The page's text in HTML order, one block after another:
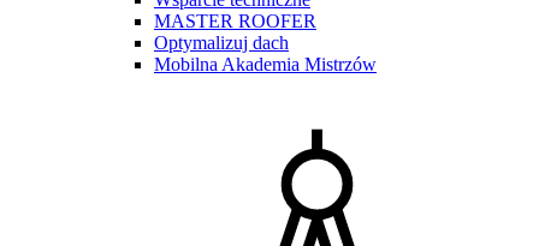
MASTER ROOFER
Optymalizuj dach
Mobilna Akademia Mistrzów